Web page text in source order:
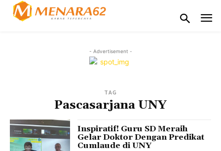
- Advertisement -
TAG
Pascasarjana UNY
Inspiratif! Guru SD Meraih
Gelar Doktor Dengan Predikat
Cumlaude di UNY